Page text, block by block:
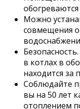
Можно
совмещения
в котлах в
находится
Соблюдайте
вы на 50 лет
отоплением